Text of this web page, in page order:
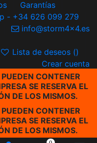
Garantías
- +34 626 099 279
info@storm4x4.es
Lista de deseos ()
Crear cuenta
CONTENER
SE RESERVA EL
DE LOS MISMOS.
CONTENER
SE RESERVA EL
DE LOS MISMOS.